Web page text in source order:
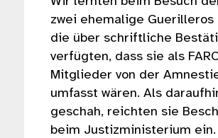
zwei ehemalige Guerilleros
die über schriftliche
verfügten, dass sie als
Mitglieder von der
umfasst wären. Als
geschah, reichten sie
beim Justizministerium ein.